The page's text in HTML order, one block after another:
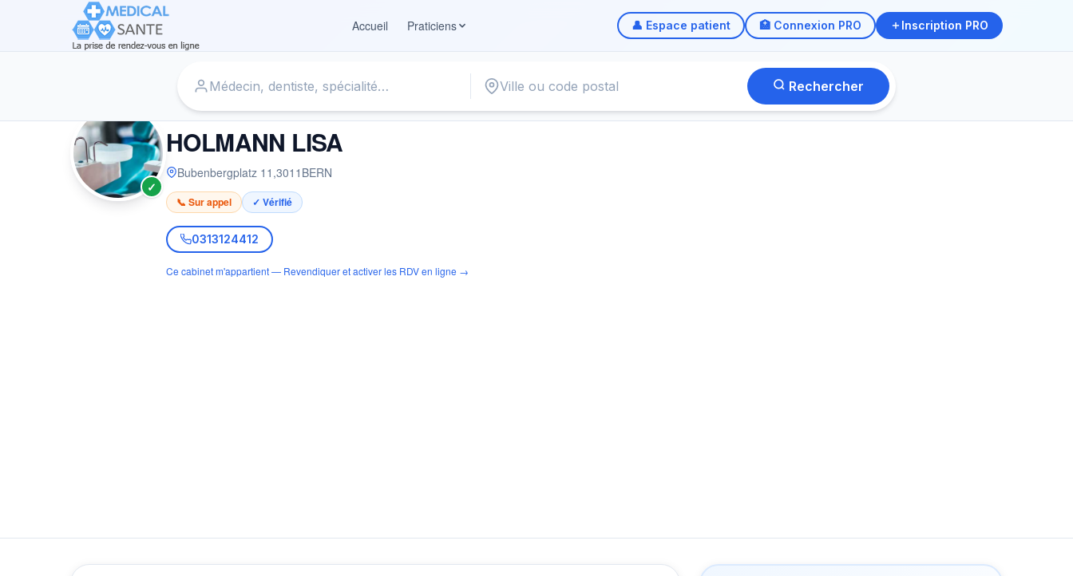
Accueil
Praticiens 👤 Espace patient 🏥 Connexion PRO Inscription PRO
Rechercher
✓
DENTISTE
HOLMANN LISA
Bubenbergplatz 11 ,3011 BERN
📞 Sur appel ✓ Vérifié
0313124412
Ce cabinet m'appartient — Revendiquer et activer les RDV en ligne →